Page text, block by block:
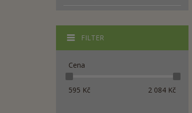
FILTER
Cena
595 Kč 2 084 Kč